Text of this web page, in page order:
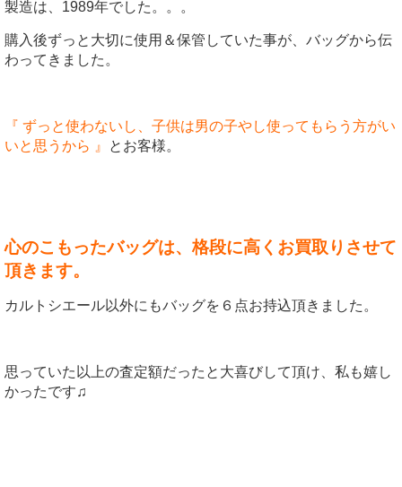
製造は、1989年でした。。。
購入後ずっと大切に使用＆保管していた事が、バッグから伝
わってきました。
『 ずっと使わないし、子供は男の子やし使ってもらう方がい
いと思うから 』
とお客様。
心のこもったバッグは、格段に高くお買取りさせて
頂きます。
カルトシエール以外にもバッグを６点お持込頂きました。
思っていた以上の査定額だったと大喜びして頂け、私も嬉し
かったです♫